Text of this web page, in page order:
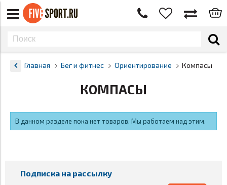
Главная Бег и фитнес Ориентирование Компасы
КОМПАСЫ
В данном разделе пока нет товаров. Мы работаем над этим.
Подписка на рассылку